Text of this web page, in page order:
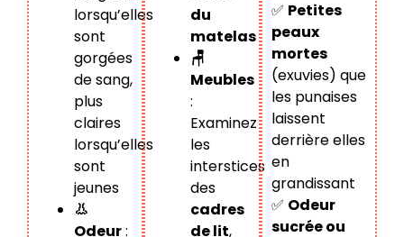
lorsqu’elles
sont
gorgées
de sang,
plus
claires
lorsqu’elles
sont
jeunes
👃
Odeur:
du
matelas
🪑
Meubles
:
Examinez
les
interstices
des
cadres
de lit,
✅ Petites
peaux
mortes
(exuvies) que
les punaises
laissent
derrière elles
en
grandissant
✅ Odeur
sucrée ou